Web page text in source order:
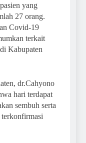
yang
27 orang.
Covid-19
terkait
Kabupaten
dr.Cahyono
hari terdapat
sembuh serta